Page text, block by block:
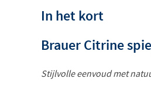
In het kort
Brauer Citrine
Stijlvolle eenvoud met